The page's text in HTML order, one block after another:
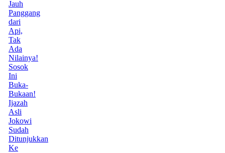
Jauh
Panggang
dari
Api,
Tak
Ada
Nilainya!
Sosok
Ini
Buka-
Bukaan!
Ijazah
Asli
Jokowi
Sudah
Ditunjukkan
Ke